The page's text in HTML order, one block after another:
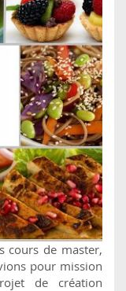
cours de master,
pour mission
de création